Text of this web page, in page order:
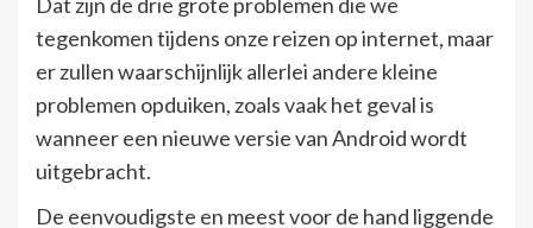
tegenkomen tijdens onze reizen op internet, maar
er zullen waarschijnlijk allerlei andere kleine
problemen opduiken, zoals vaak het geval is
wanneer een nieuwe versie van Android wordt
uitgebracht.
De eenvoudigste en meest voor de hand liggende